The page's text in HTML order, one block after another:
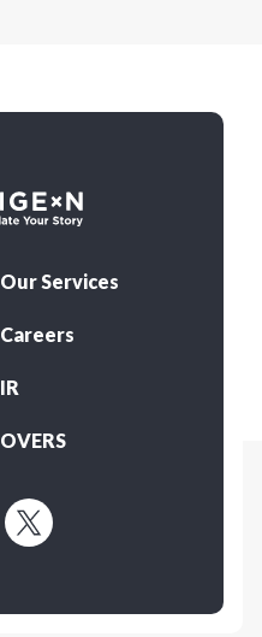
Our Services
Careers
IR
OVERS